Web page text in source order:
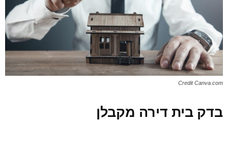
Credit Canva.com
בדק בית דירה מקבלן